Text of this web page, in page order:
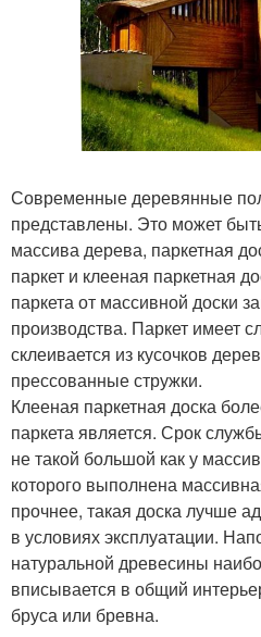
Современные деревянные
представлены. Это может
массива дерева, паркетная
паркет и клееная паркетная
паркета от массивной доски
производства. Паркет имеет
склеивается из кусочков
прессованные стружки.
Клееная паркетная доска
паркета является. Срок
не такой большой как у
которого выполнена
прочнее, такая доска лучше
в условиях эксплуатации.
натуральной древесины
вписывается в общий
бруса или бревна.